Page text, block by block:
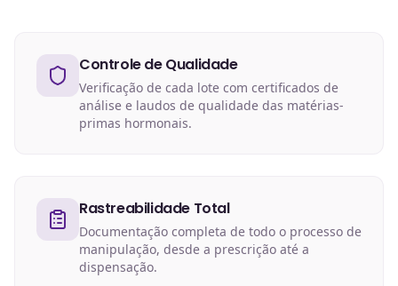
Controle de Qualidade
Verificação de cada lote com certificados de
análise e laudos de qualidade das matérias-
primas hormonais.
Rastreabilidade Total
Documentação completa de todo o processo de
manipulação, desde a prescrição até a
dispensação.